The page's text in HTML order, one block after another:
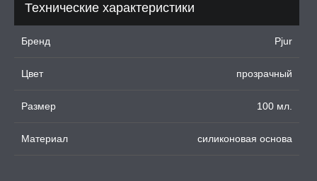
КОЛЬЦА И
КЕГЕЛЯ
Технические характеристики
Бренд Pjur
Цвет прозрачный
Размер 100 мл.
Материал силиконовая основа